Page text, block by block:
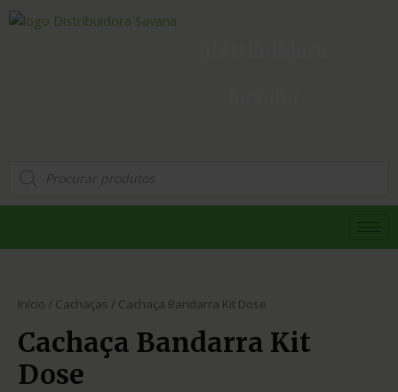
Início / Cachaças / Cachaça Bandarra Kit Dose
Cachaça Bandarra Kit
Dose